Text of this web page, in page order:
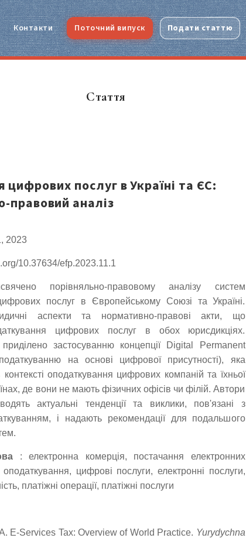
Контакти Поточний випуск Подати статтю
Стаття
послуг в Україні та ЄС:
правовий аналіз
2023
10.37634/efp.2023.11.1
порівняльно-правовому аналізу систем
послуг в Європейському Союзі та Україні.
аспекти та нормативно-правові акти, що
цифрових послуг в обох юрисдикціях.
застосуванню концепції Digital Permanent
на основі цифрової присутності), яка
контексті оподаткування цифрових компаній та їхньої
де вони не мають фізичних офісів чи філій. Автори
актуальні тенденції та виклики, пов'язані з
і надають рекомендації для подальшого
: електронна комерція, постачання електронних
оподаткування, цифрові послуги, електронні послуги,
платіжні операції, платіжні послуги
E-Services Tax: Overview of World Practice. Yurydychna